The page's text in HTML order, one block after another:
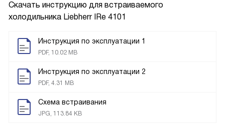
Скачать инструкцию для встраиваемого
холодильника Liebherr IRe 4101
Инструкция по эксплуатации 1
PDF, 10.02 MB
Инструкция по эксплуатации 2
PDF, 4.31 MB
Схема встраивания
JPG, 113.84 KB